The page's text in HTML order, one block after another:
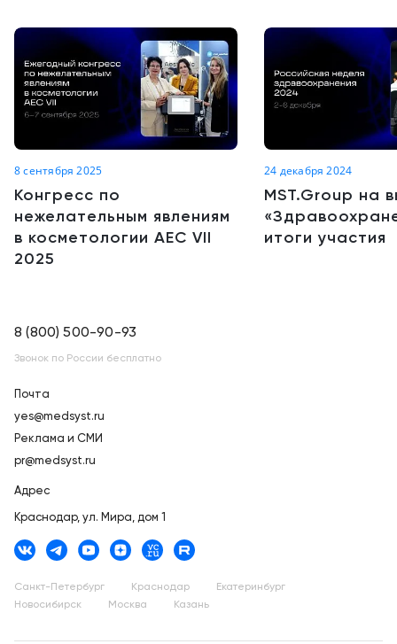
8 сентября 2025
Конгресс по
нежелательным явлениям
в косметологии AEC VII
2025
24 декабря 2024
MST.Group на
итоги участия
8 (800) 500-90-93
Звонок по России бесплатно
Почта
yes@medsyst.ru
Реклама и СМИ
pr@medsyst.ru
Адрес
Краснодар, ул. Мира, дом 1
Санкт-Петербург Краснодар
Екатеринбург
Новосибирск
Москва Казань